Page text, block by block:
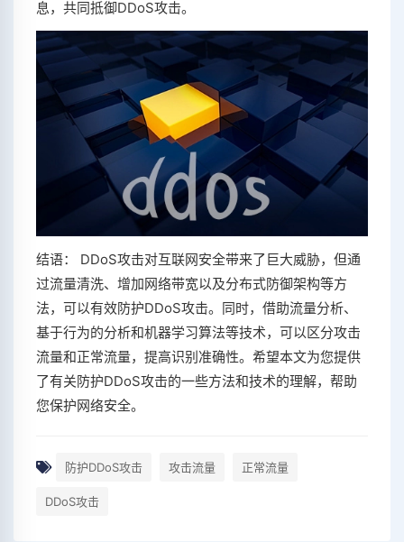
息，共同抵御DDoS攻击。
结语： DDoS攻击对互联网安全带来了巨大威胁，但通
过流量清洗、增加网络带宽以及分布式防御架构等方
法，可以有效防护DDoS攻击。同时，借助流量分析、
基于行为的分析和机器学习算法等技术，可以区分攻击
流量和正常流量，提高识别准确性。希望本文为您提供
了有关防护DDoS攻击的一些方法和技术的理解，帮助
您保护网络安全。
防护DDoS攻击 攻击流量 正常流量
DDoS攻击